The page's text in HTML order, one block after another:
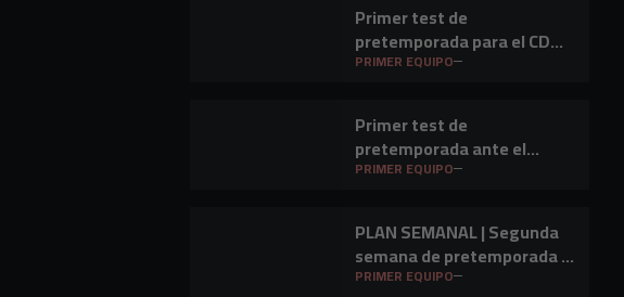
Primer test de
pretemporada para el CD
Mirandés en Lasesarre
PRIMER EQUIPO
Primer test de
pretemporada ante el
Barakaldo CF
PRIMER EQUIPO
PLAN SEMANAL | Segunda
semana de pretemporada y
primer amistoso a la vista
PRIMER EQUIPO